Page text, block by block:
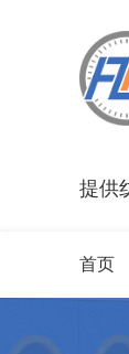
提供
首页